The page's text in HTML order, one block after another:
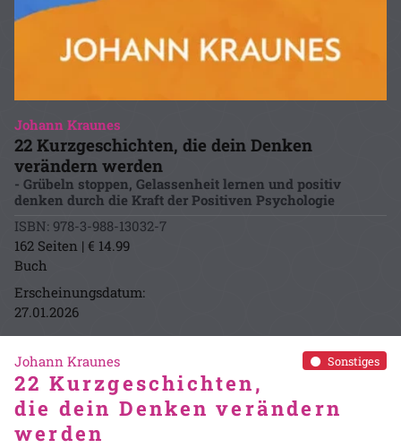
Johann Kraunes
22 Kurzgeschichten, die dein Denken
verändern werden
- Grübeln stoppen, Gelassenheit lernen und positiv
denken durch die Kraft der Positiven Psychologie
ISBN: 978-3-988-13032-7
162 Seiten | € 14.99
Buch
Erscheinungsdatum:
27.01.2026
Sonstiges
Johann Kraunes
22 Kurzgeschichten,
die dein Denken verändern
werden